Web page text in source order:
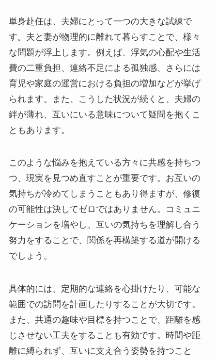
単身赴任は、夫婦にとって一つの大きな試練で
す。夫と妻が物理的に離れて暮らすことで、様々
な問題が浮上します。例えば、浮気の心配や生活
費の二重負担、連絡不足による孤独感、さらには
育児や家庭の運営における負担の増加などが挙げ
られます。また、こうした状況が続くと、夫婦の
絆が薄れ、互いにいる意味について疑問を抱くこ
ともあります。
このような悩みを抱えている方々に共感を持ちつ
つ、現実を見つめ直すことが重要です。お互いの
気持ちが冷めてしまうこともあり得ますが、修復
の可能性は決してゼロではありません。コミュニ
ケーションを増やし、互いの気持ちを理解し合う
努力をすることで、関係を再構築する道が開ける
でしょう。
具体的には、定期的な連絡を心掛けたり、可能な
範囲での訪問を計画したりすることが大切です。
また、共通の趣味や目標を持つことで、距離を感
じさせない工夫をすることも有効です。時間や距
離に縛られず、互いに支え合う姿勢を持つこと